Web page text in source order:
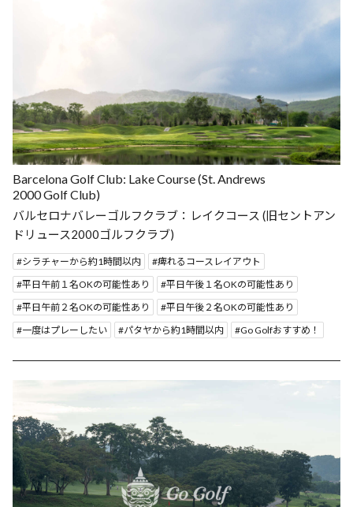
Barcelona Golf Club: Lake Course (St. Andrews
2000 Golf Club)
バルセロナバレーゴルフクラブ：レイクコース (旧セントアン
ドリュース2000ゴルフクラブ)
シラチャーから約1時間以内
痺れるコースレイアウト
平日午前１名OKの可能性あり
平日午後１名OKの可能性あり
平日午前２名OKの可能性あり
平日午後２名OKの可能性あり
一度はプレーしたい
パタヤから約1時間以内 Go Golfおすすめ！